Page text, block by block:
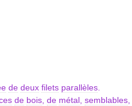
de deux filets parallèles
de bois de métal semblables